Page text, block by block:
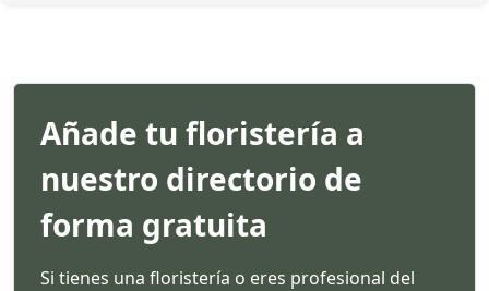
Añade tu floristería a
nuestro directorio de
forma gratuita
Si tienes una floristería o eres profesional del